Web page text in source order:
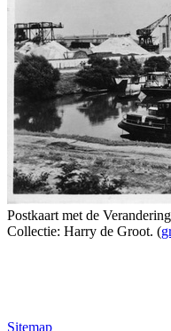
Postkaart met de
Collectie: Harry de Groot. (
Sitemap